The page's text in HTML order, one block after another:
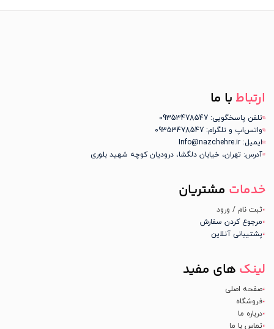
ارتباط با ما
تلفن پاسخگویی: 09353478547
واتس‌اپ و تلگرام: 09353478547
ایمیل: Info@nazchehre.ir
آدرس: تهران، خیابان دلگشا، درودیان کوچه شهید بلوری
خدمات مشتریان
ثبت نام / ورود
مرجوع کردن سفارش
پشتیبانی آنلاین
لینک های مفید
صفحه اصلی
فروشگاه
درباره ما
تماس با ما